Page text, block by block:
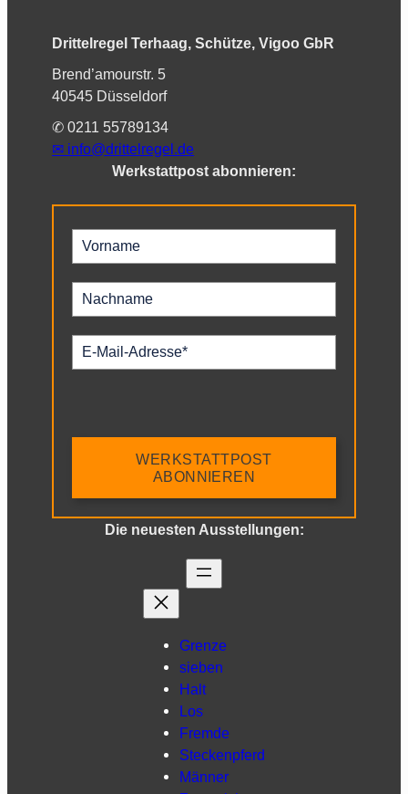
Drittelregel Terhaag, Schütze, Vigoo GbR
Brend’amourstr. 5
40545 Düsseldorf
✆ 0211 55789134
✉︎ info@drittelregel.de
Werkstattpost abonnieren:
WERKSTATTPOST
ABONNIEREN
Die neuesten Ausstellungen:
Grenze
sieben
Halt
Los
Fremde
Steckenpferd
Männer